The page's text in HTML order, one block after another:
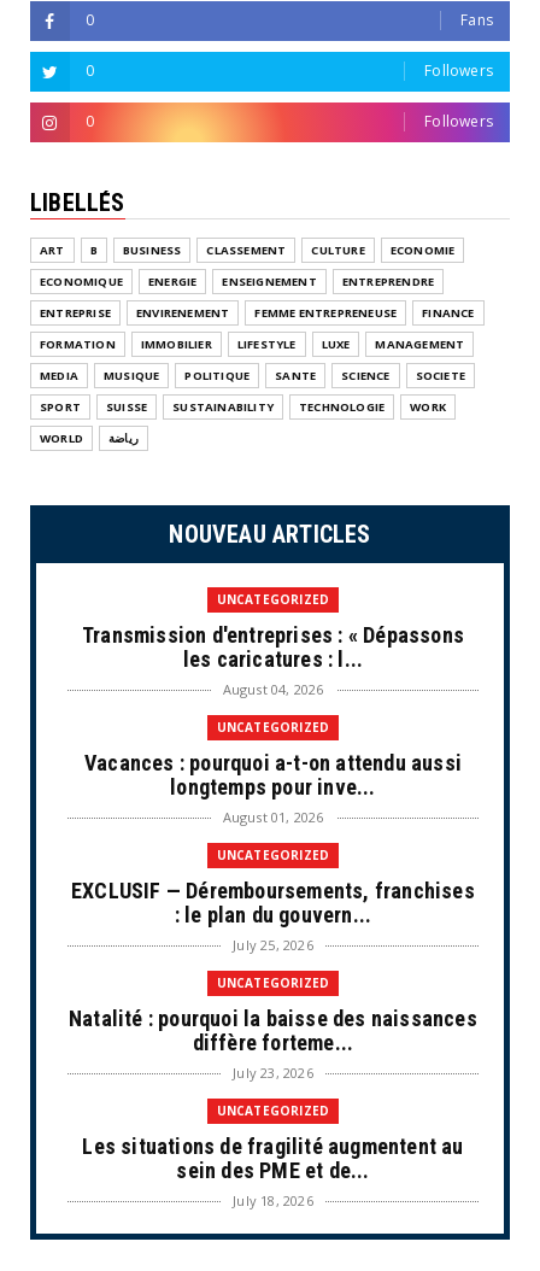
0 Fans
0 Followers
0 Followers
LIBELLÉS
ART B BUSINESS CLASSEMENT CULTURE
ECONOMIE
ECONOMIQUE
ENERGIE ENSEIGNEMENT
ENTREPRENDRE
ENTREPRISE
ENVIRENEMENT FEMME ENTREPRENEUSE
FINANCE
FORMATION
IMMOBILIER LIFESTYLE LUXE
MANAGEMENT
MEDIA
MUSIQUE POLITIQUE SANTE SCIENCE
SOCIETE
SPORT
SUISSE SUSTAINABILITY TECHNOLOGIE
WORK
WORLD
رياضة
NOUVEAU ARTICLES
UNCATEGORIZED
Transmission d'entreprises : « Dépassons
les caricatures : l...
August 04, 2026
UNCATEGORIZED
Vacances : pourquoi a-t-on attendu aussi
longtemps pour inve...
August 01, 2026
UNCATEGORIZED
EXCLUSIF — Déremboursements, franchises
: le plan du gouvern...
July 25, 2026
UNCATEGORIZED
Natalité : pourquoi la baisse des naissances
diffère forteme...
July 23, 2026
UNCATEGORIZED
Les situations de fragilité augmentent au
sein des PME et de...
July 18, 2026
ECONOMIE